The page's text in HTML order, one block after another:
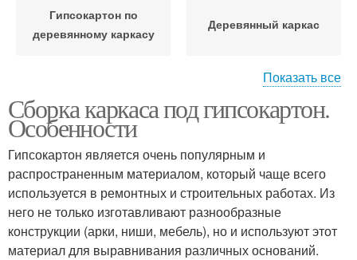
Гипсокартон по
деревянному каркасу
Деревянный каркас
Постройки из каркаса Металлический каркас
Гипсокартон на
деревянные стены
Каркас на стену
Показать все
Сборка каркаса под гипсокартон.
Особенности
Гипсокартон является очень популярным и
распространенным материалом, который чаще всего
используется в ремонтных и строительных работах. Из
него не только изготавливают разнообразные
конструкции (арки, ниши, мебель), но и используют этот
материал для выравнивания различных оснований.